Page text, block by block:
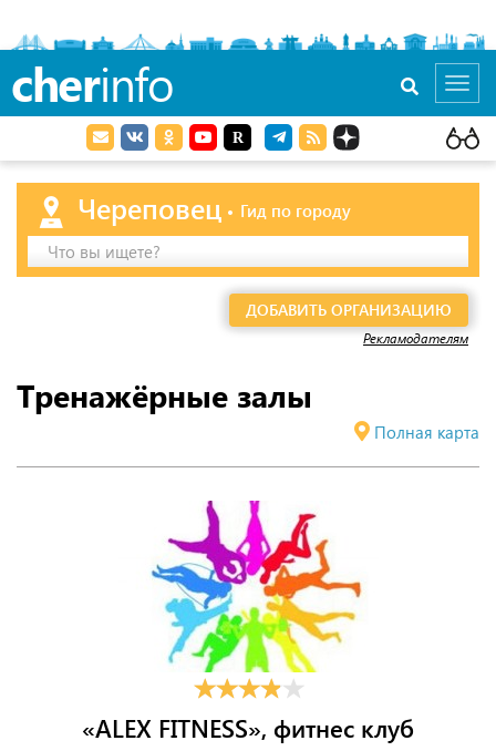
cherinfo
Череповец
Гид по городу
Что вы ищете?
ДОБАВИТЬ ОРГАНИЗАЦИЮ
Рекламодателям
Тренажёрные залы
Полная карта
«ALEX FITNESS», фитнес клуб